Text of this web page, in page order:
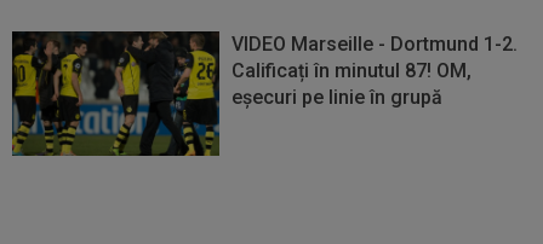
VIDEO Marseille - Dortmund 1-2.
Calificați în minutul 87! OM,
eșecuri pe linie în grupă